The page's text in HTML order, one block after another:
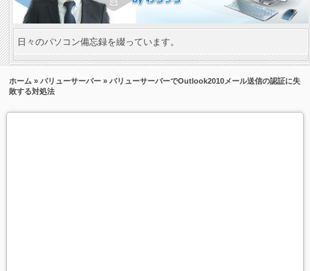
日々のパソコン備忘録を綴っています。
ホーム »バリューサーバー » バリューサーバーでOutlook2010メール送信の認証に失
敗する対処法